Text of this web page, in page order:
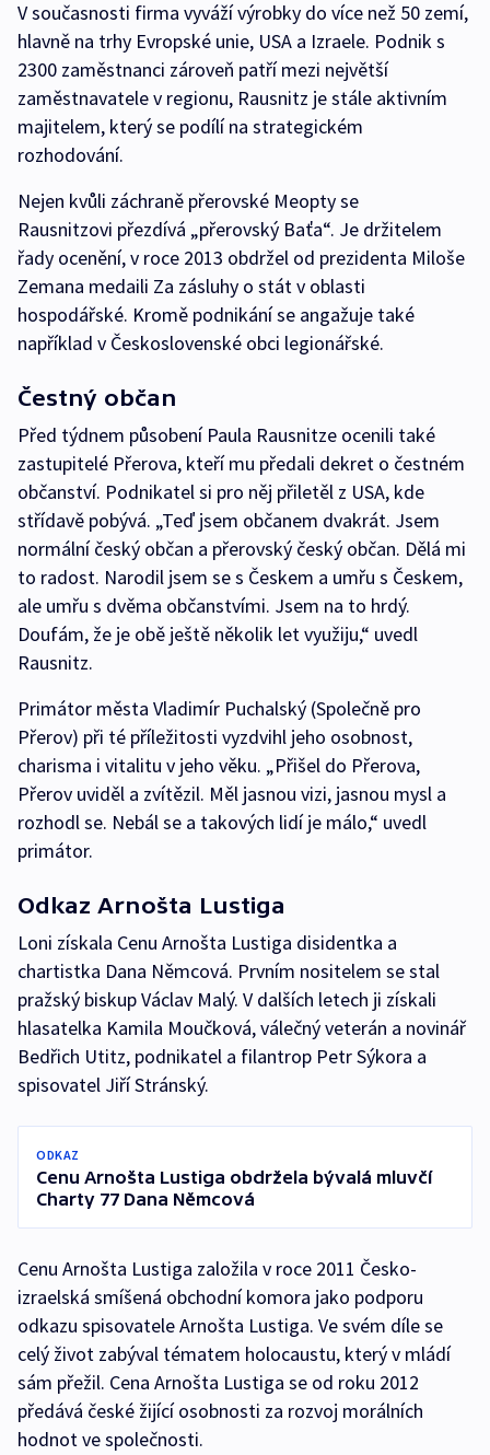
V současnosti firma vyváží výrobky do více než 50 zemí,
hlavně na trhy Evropské unie, USA a Izraele. Podnik s
2300 zaměstnanci zároveň patří mezi největší
zaměstnavatele v regionu, Rausnitz je stále aktivním
majitelem, který se podílí na strategickém
rozhodování.
Nejen kvůli záchraně přerovské Meopty se
Rausnitzovi přezdívá „přerovský Baťa“. Je držitelem
řady ocenění, v roce 2013 obdržel od prezidenta Miloše
Zemana medaili Za zásluhy o stát v oblasti
hospodářské. Kromě podnikání se angažuje také
například v Československé obci legionářské.
Čestný občan
Před týdnem působení Paula Rausnitze ocenili také
zastupitelé Přerova, kteří mu předali dekret o čestném
občanství. Podnikatel si pro něj přiletěl z USA, kde
střídavě pobývá. „Teď jsem občanem dvakrát. Jsem
normální český občan a přerovský český občan. Dělá mi
to radost. Narodil jsem se s Českem a umřu s Českem,
ale umřu s dvěma občanstvími. Jsem na to hrdý.
Doufám, že je obě ještě několik let využiju,“ uvedl
Rausnitz.
Primátor města Vladimír Puchalský (Společně pro
Přerov) při té příležitosti vyzdvihl jeho osobnost,
charisma i vitalitu v jeho věku. „Přišel do Přerova,
Přerov uviděl a zvítězil. Měl jasnou vizi, jasnou mysl a
rozhodl se. Nebál se a takových lidí je málo,“ uvedl
primátor.
Odkaz Arnošta Lustiga
Loni získala Cenu Arnošta Lustiga disidentka a
chartistka Dana Němcová. Prvním nositelem se stal
pražský biskup Václav Malý. V dalších letech ji získali
hlasatelka Kamila Moučková, válečný veterán a novinář
Bedřich Utitz, podnikatel a filantrop Petr Sýkora a
spisovatel Jiří Stránský.
ODKAZ
Cenu Arnošta Lustiga obdržela bývalá mluvčí
Charty 77 Dana Němcová
Cenu Arnošta Lustiga založila v roce 2011 Česko-
izraelská smíšená obchodní komora jako podporu
odkazu spisovatele Arnošta Lustiga. Ve svém díle se
celý život zabýval tématem holocaustu, který v mládí
sám přežil. Cena Arnošta Lustiga se od roku 2012
předává české žijící osobnosti za rozvoj morálních
hodnot ve společnosti.